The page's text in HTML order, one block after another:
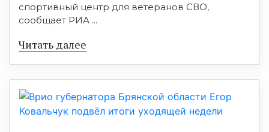
спортивный центр для ветеранов СВО,
сообщает РИА ...
Читать далее